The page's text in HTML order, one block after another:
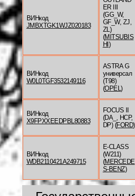
ВИНкод
JMBXTGK1WJZ020183
ER III
(GG_W,
GF_W, ZJ,
ZL)
(MITSUBIS
HI )
ВИНкод
W0L0TGF3532149116
ASTRA G
универсал
(T98)
(OPEL)
ВИНкод
X9FPXXEEDPBL80883
FOCUS II
(DA_, HCP,
DP) (FORD)
ВИНкод
WDB2110421A249715
E-CLASS
(W211)
(MERCEDE
S-BENZ)